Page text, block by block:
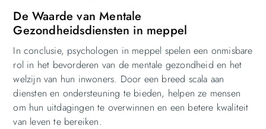
De Waarde van Mentale
Gezondheidsdiensten in meppel
In conclusie, psychologen in meppel spelen een onmisbare
rol in het bevorderen van de mentale gezondheid en het
welzijn van hun inwoners. Door een breed scala aan
diensten en ondersteuning te bieden, helpen ze mensen
om hun uitdagingen te overwinnen en een betere kwaliteit
van leven te bereiken.